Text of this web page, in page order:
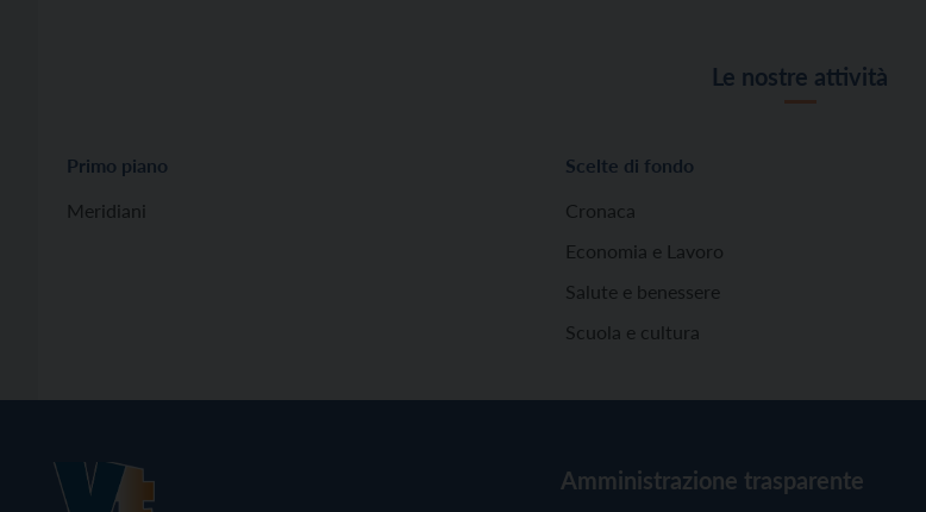
Le nostre attività
Primo piano
Meridiani
Scelte di fondo
Cronaca
Economia e Lavoro
Salute e benessere
Scuola e cultura
Amministrazione trasparente